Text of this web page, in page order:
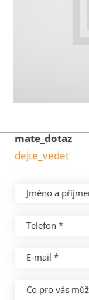
mate_dotaz
dejte_vedet
Jméno a
Telefon *
E-mail *
Co pro vás